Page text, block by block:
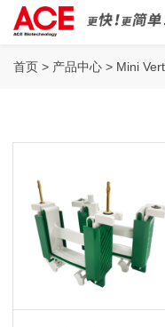
Mini
首页 > 产品中心 > Mini